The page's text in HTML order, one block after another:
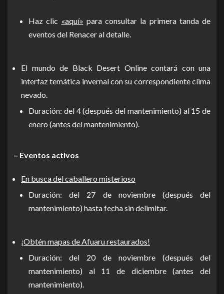
Haz clic «aquí» para consultar la primera tanda de
eventos del Renacer al detalle.
El mundo de Black Desert Online contará con una
interfaz temática invernal con su correspondiente clima
nevado.
Duración: del 4 (después del mantenimiento) al 15 de
enero (antes del mantenimiento).
– Eventos activos
En busca del caballero misterioso
Duración: del 27 de noviembre (después del
mantenimiento) hasta fecha sin delimitar.
¡Obtén mapas de Afuaru restaurados!
Duración: del 20 de noviembre (después del
mantenimiento) al 11 de diciembre (antes del
mantenimiento).